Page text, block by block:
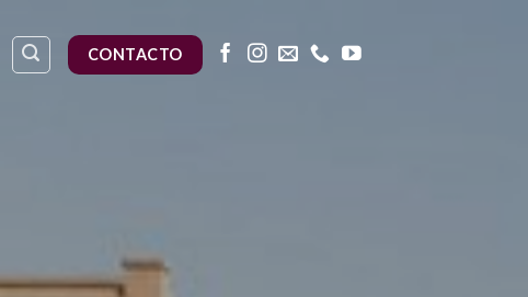
CONTACTO